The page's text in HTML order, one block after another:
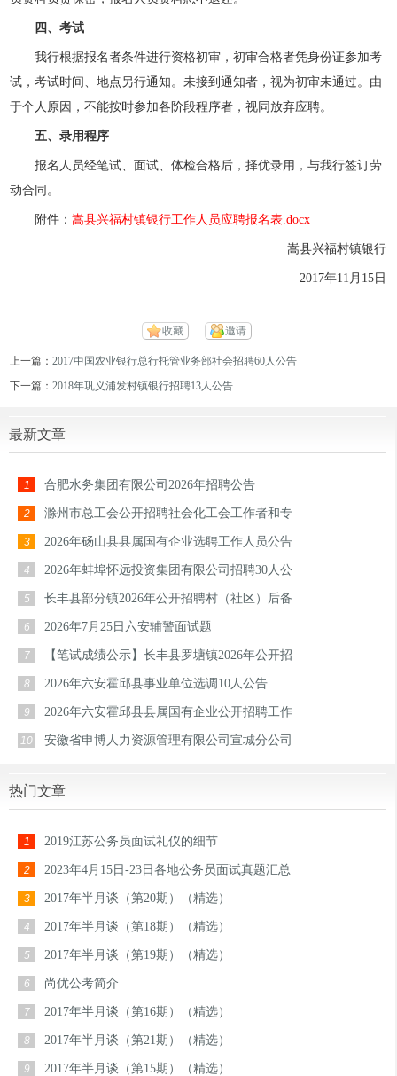
四、考试
我行根据报名者条件进行资格初审，初审合格者凭身份证参加考
试，考试时间、地点另行通知。未接到通知者，视为初审未通过。由
于个人原因，不能按时参加各阶段程序者，视同放弃应聘。
五、录用程序
报名人员经笔试、面试、体检合格后，择优录用，与我行签订劳
动合同。
附件：嵩县兴福村镇银行工作人员应聘报名表.docx
嵩县兴福村镇银行
2017年11月15日
收藏 邀请
上一篇：2017中国农业银行总行托管业务部社会招聘60人公告
下一篇：2018年巩义浦发村镇银行招聘13人公告
最新文章
1 合肥水务集团有限公司2026年招聘公告
2 滁州市总工会公开招聘社会化工会工作者和专
3 2026年砀山县县属国有企业选聘工作人员公告
4 2026年蚌埠怀远投资集团有限公司招聘30人公
5 长丰县部分镇2026年公开招聘村（社区）后备
6 2026年7月25日六安辅警面试题
7 【笔试成绩公示】长丰县罗塘镇2026年公开招
8 2026年六安霍邱县事业单位选调10人公告
9 2026年六安霍邱县县属国有企业公开招聘工作
10 安徽省申博人力资源管理有限公司宣城分公司
热门文章
1 2019江苏公务员面试礼仪的细节
2 2023年4月15日-23日各地公务员面试真题汇总
3 2017年半月谈（第20期）（精选）
4 2017年半月谈（第18期）（精选）
5 2017年半月谈（第19期）（精选）
6 尚优公考简介
7 2017年半月谈（第16期）（精选）
8 2017年半月谈（第21期）（精选）
9 2017年半月谈（第15期）（精选）